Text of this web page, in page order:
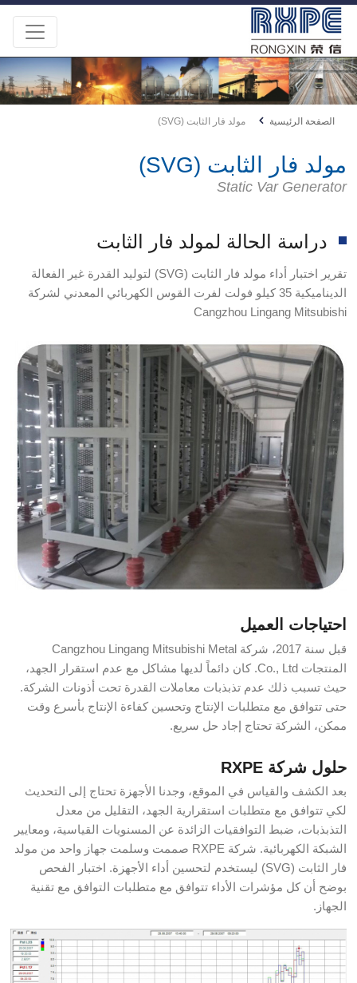
الصفحة الرئيسية مولد فار الثابت (SVG)
مولد فار الثابت (SVG)
Static Var Generator
دراسة الحالة لمولد فار الثابت
تقرير اختبار أداء مولد فار الثابت (SVG) لتوليد القدرة غير الفعالة
الديناميكية 35 كيلو فولت لفرت القوس الكهربائي المعدني لشركة
Cangzhou Lingang Mitsubishi
احتياجات العميل
قبل سنة 2017، شركة Cangzhou Lingang Mitsubishi Metal
المنتجات Co., Ltd. كان دائماً لديها مشاكل مع عدم استقرار الجهد،
حيث تسبب ذلك عدم تذبذبات معاملات القدرة تحت أذونات الشركة.
حتى تتوافق مع متطلبات الإنتاج وتحسين كفاءة الإنتاج بأسرع وقت
ممكن، الشركة تحتاج إجاد حل سريع.
حلول شركة RXPE
بعد الكشف والقياس في الموقع، وجدنا الأجهزة تحتاج إلى التحديث
لكي تتوافق مع متطلبات استقرارية الجهد، التقليل من معدل
التذبذبات، ضبط التوافقيات الزائدة عن المسنويات القياسية، ومعايير
الشبكة الكهربائية. شركة RXPE صممت وسلمت جهاز واحد من مولد
فار الثابت (SVG) ليستخدم لتحسين أداء الأجهزة. اختبار الفحص
بوضح أن كل مؤشرات الأداء تتوافق مع متطلبات التوافق مع تقنية
الجهاز.